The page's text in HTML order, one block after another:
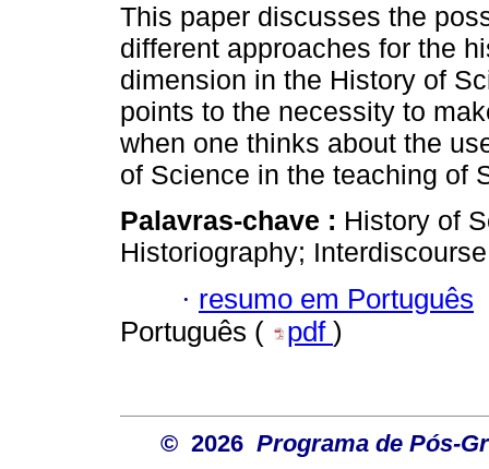
This paper discusses the
different approaches for the
dimension in the History of
points to the necessity to
when one thinks about the
of Science in the teaching of
Palavras-chave : History of
Historiography;
· resumo em Português
Português (
pdf )
© 2026 Programa de Pós-